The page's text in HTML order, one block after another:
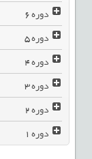
دوره6
دوره5
دوره4
دوره3
دوره2
دوره1